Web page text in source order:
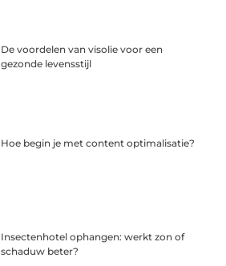
De voordelen van visolie voor een
gezonde levensstijl
Hoe begin je met content optimalisatie?
Insectenhotel ophangen: werkt zon of
schaduw beter?